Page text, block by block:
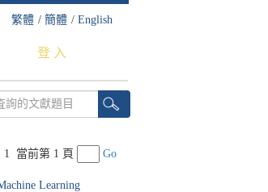
繁體 / 簡體 / English
登 入
1 當前第 1 頁 Go
Learning